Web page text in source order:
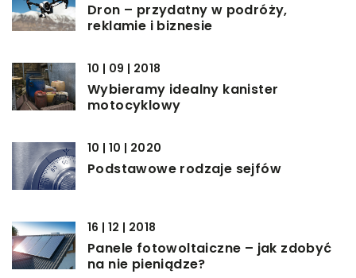
Dron – przydatny w podróży,
reklamie i biznesie
10 | 09 | 2018
Wybieramy idealny kanister
motocyklowy
10 | 10 | 2020
Podstawowe rodzaje sejfów
16 | 12 | 2018
Panele fotowoltaiczne – jak zdobyć
na nie pieniądze?